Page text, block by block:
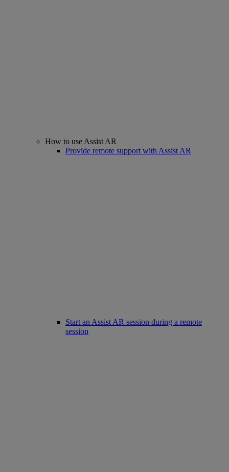
How to use Assist AR
Provide remote support with Assist AR
Start an Assist AR session during a remote
session